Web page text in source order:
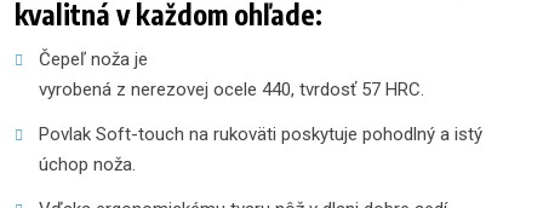
kvalitná v každom ohľade:
Čepeľ noža je
vyrobená z nerezovej ocele 440, tvrdosť 57 HRC.
Povlak Soft-touch na rukoväti poskytuje pohodlný a istý
úchop noža.